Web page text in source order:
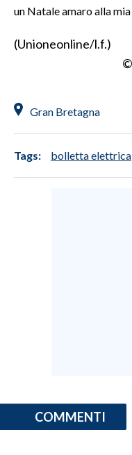
un Natale amaro alla
(Unioneonline/l.f.)
Gran Bretagna
Tags: bolletta elettrica
COMMENTI